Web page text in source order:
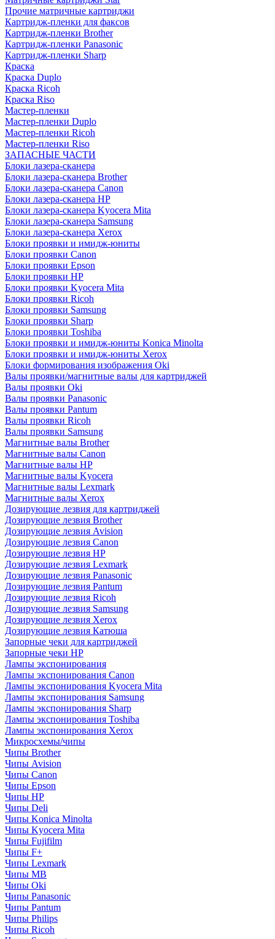
Прочие матричные картриджи
Картридж-пленки для факсов
Картридж-пленки Brother
Картридж-пленки Panasonic
Картридж-пленки Sharp
Краска
Краска Duplo
Краска Ricoh
Краска Riso
Мастер-пленки
Мастер-пленки Duplo
Мастер-пленки Ricoh
Мастер-пленки Riso
ЗАПАСНЫЕ ЧАСТИ
Блоки лазера-сканера
Блоки лазера-сканера Brother
Блоки лазера-сканера Canon
Блоки лазера-сканера HP
Блоки лазера-сканера Kyocera Mita
Блоки лазера-сканера Samsung
Блоки лазера-сканера Xerox
Блоки проявки и имидж-юниты
Блоки проявки Canon
Блоки проявки Epson
Блоки проявки HP
Блоки проявки Kyocera Mita
Блоки проявки Ricoh
Блоки проявки Samsung
Блоки проявки Sharp
Блоки проявки Toshiba
Блоки проявки и имидж-юниты Konica Minolta
Блоки проявки и имидж-юниты Xerox
Блоки формирования изображения Oki
Валы проявки/магнитные валы для картриджей
Валы проявки Oki
Валы проявки Panasonic
Валы проявки Pantum
Валы проявки Ricoh
Валы проявки Samsung
Магнитные валы Brother
Магнитные валы Canon
Магнитные валы HP
Магнитные валы Kyocera
Магнитные валы Lexmark
Магнитные валы Xerox
Дозирующие лезвия для картриджей
Дозирующие лезвия Brother
Дозирующие лезвия Avision
Дозирующие лезвия Canon
Дозирующие лезвия HP
Дозирующие лезвия Lexmark
Дозирующие лезвия Panasonic
Дозирующие лезвия Pantum
Дозирующие лезвия Ricoh
Дозирующие лезвия Samsung
Дозирующие лезвия Xerox
Дозирующие лезвия Катюша
Запорные чеки для картриджей
Запорные чеки HP
Лампы экспонирования
Лампы экспонирования Canon
Лампы экспонирования Kyocera Mita
Лампы экспонирования Samsung
Лампы экспонирования Sharp
Лампы экспонирования Toshiba
Лампы экспонирования Xerox
Микросхемы/чипы
Чипы Brother
Чипы Avision
Чипы Canon
Чипы Epson
Чипы HP
Чипы Deli
Чипы Konica Minolta
Чипы Kyocera Mita
Чипы Fujifilm
Чипы F+
Чипы Lexmark
Чипы MB
Чипы Oki
Чипы Panasonic
Чипы Pantum
Чипы Philips
Чипы Ricoh